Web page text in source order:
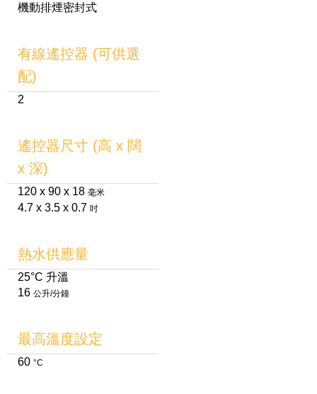
機動排煙密封式
有線遙控器 (可供選
配)
2
遙控器尺寸 (高 x 闊
x 深)
120 x 90 x 18 毫米
4.7 x 3.5 x 0.7 吋
熱水供應量
25°C 升溫
16 公升/分鐘
最高溫度設定
60 °C